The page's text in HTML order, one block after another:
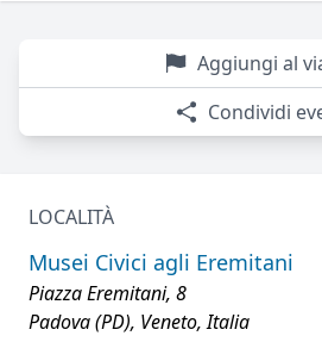
Aggiungi al
Condividi
LOCALITÀ
Musei Civici agli Eremitani
Piazza Eremitani, 8
Padova (PD), Veneto, Italia